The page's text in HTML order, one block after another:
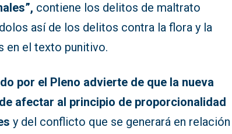
contiene los delitos de maltrato
así de los delitos contra la flora y la
en el texto punitivo.
por el Pleno advierte de que la nueva
afectar al principio de proporcionalidad
y del conflicto que se generará en relación